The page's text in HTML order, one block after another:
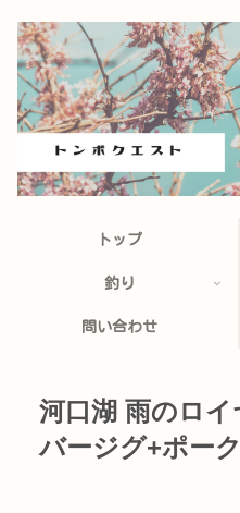
トップ
釣り
問い合わせ
河口湖 雨のロ
バージグ+ポーク